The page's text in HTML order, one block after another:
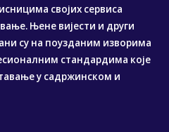
својих сервиса
Њене вијести и други
су на поузданим изворима
стандардима које
у садржинском и